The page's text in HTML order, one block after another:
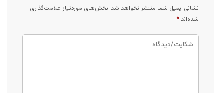
نشانی ایمیل شما منتشر نخواهد شد. بخش‌های موردنیاز علامت‌گذاری
شده‌اند *